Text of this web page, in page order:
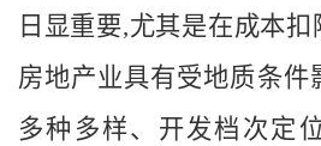
日显重要,尤其是在成本
房地产业具有受地质条件
多种多样、开发档次定